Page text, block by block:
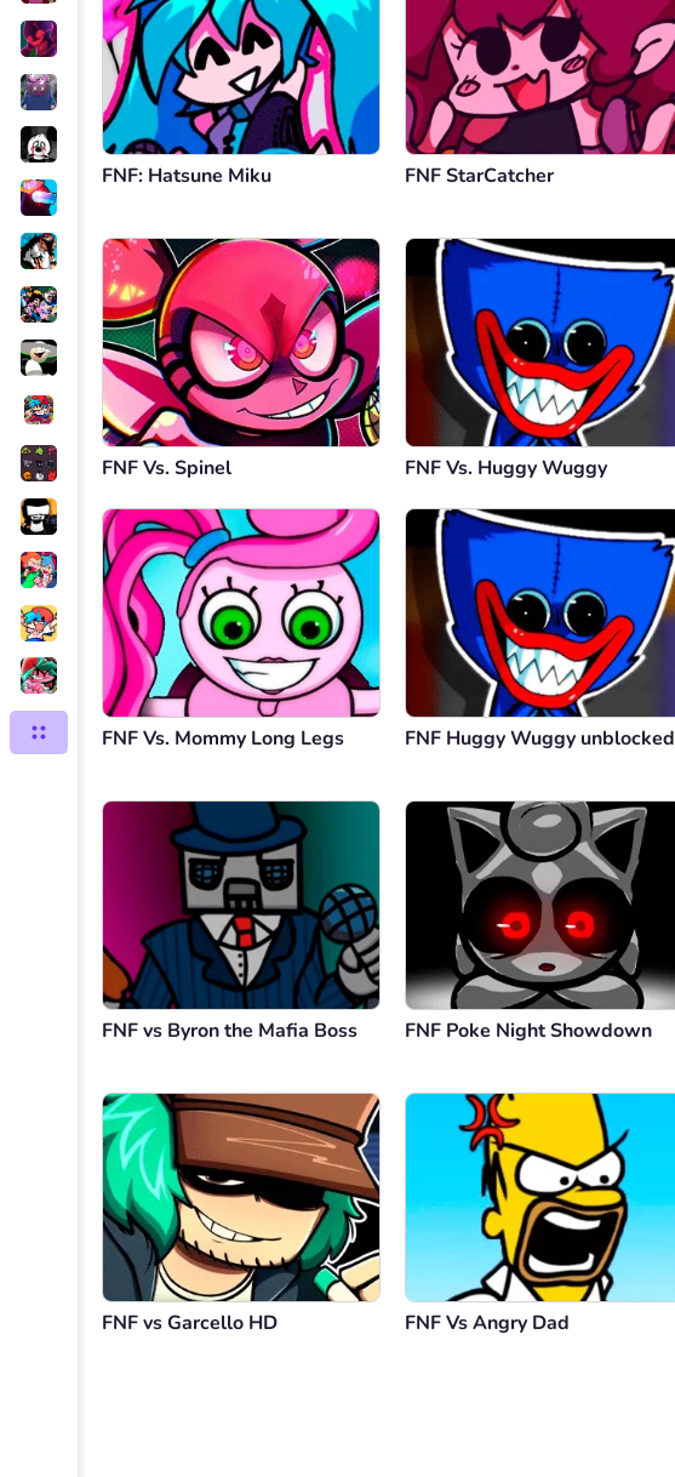
FNF: Hatsune Miku FNF StarCatcher
FNF Vs. Spinel FNF Vs. Huggy Wuggy
FNF Vs. Mommy Long Legs FNF Huggy Wuggy unblocked
FNF vs Byron the Mafia Boss FNF Poke Night Showdown
FNF vs Garcello HD FNF Vs Angry Dad